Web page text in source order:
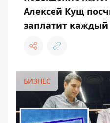
Алексей Кущ
заплатит каждый
БИЗНЕС